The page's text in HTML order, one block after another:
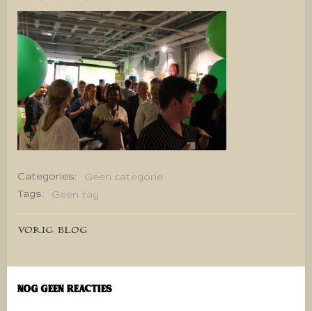
Categories:
Geen categorie
Tags:
Geen tag
Bericht
navigatie
VORIG BLOG
Nog geen reacties